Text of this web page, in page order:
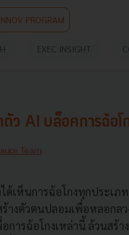
INNOV PROGRAM
EXEC INSIGHT
AI บล็อคการฉ้อโก
Team
ด้เห็นการฉ้อโกงทุกประเภ
ร้างตัวตนปลอมเพื่อหลอก
ารฉ้อโกงเหล่านี้ ล้วนสร้